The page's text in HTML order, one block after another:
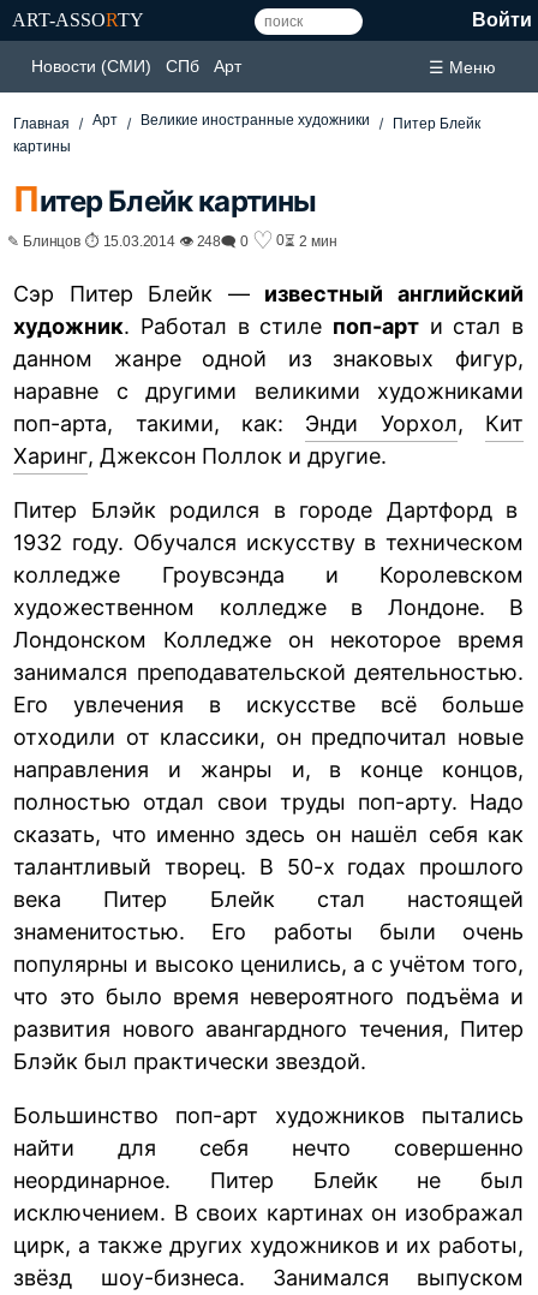
ART-ASSORTY Войти
Новости (СМИ) СПб Арт ☰ Меню
Главная Арт Великие иностранные художники
Питер Блейк
картины
Питер Блейк картины
✎ Блинцов ⏱ 15.03.2014 👁 248🗨 0 ♡ 0⏳ 2 мин
Сэр Питер Блейк — известный английский
художник. Работал в стиле поп-арт и стал в
данном жанре одной из знаковых фигур,
наравне с другими великими художниками
поп-арта, такими, как: Энди Уорхол, Кит
Харинг, Джексон Поллок и другие.
Питер Блэйк родился в городе Дартфорд в
1932 году. Обучался искусству в техническом
колледже Гроувсэнда и Королевском
художественном колледже в Лондоне. В
Лондонском Колледже он некоторое время
занимался преподавательской деятельностью.
Его увлечения в искусстве всё больше
отходили от классики, он предпочитал новые
направления и жанры и, в конце концов,
полностью отдал свои труды поп-арту. Надо
сказать, что именно здесь он нашёл себя как
талантливый творец. В 50-х годах прошлого
века Питер Блейк стал настоящей
знаменитостью. Его работы были очень
популярны и высоко ценились, а с учётом того,
что это было время невероятного подъёма и
развития нового авангардного течения, Питер
Блэйк был практически звездой.
Большинство поп-арт художников пытались
найти для себя нечто совершенно
неординарное. Питер Блейк не был
исключением. В своих картинах он изображал
цирк, а также других художников и их работы,
звёзд шоу-бизнеса. Занимался выпуском